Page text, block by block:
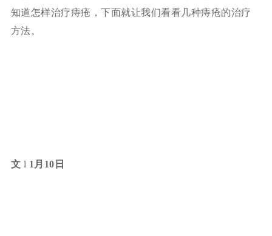
知道怎样治疗痔疮，下面就让我们看看几种痔疮的治疗
方法。
文 l 1月10日